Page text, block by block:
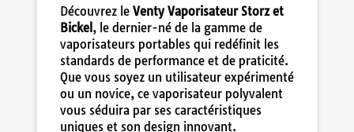
Découvrez le Venty Vaporisateur Storz et
Bickel , le dernier-né de la gamme de
vaporisateurs portables qui redéfinit les
standards de performance et de praticité.
Que vous soyez un utilisateur expérimenté
ou un novice, ce vaporisateur polyvalent
vous séduira par ses caractéristiques
uniques et son design innovant.